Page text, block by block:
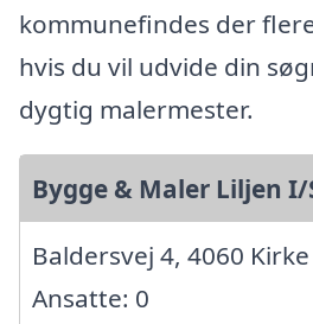
kommunefindes der
hvis du vil udvide din
dygtig malermester.
Bygge & Maler Liljen I/
Baldersvej 4, 4060 Kirke
Ansatte: 0